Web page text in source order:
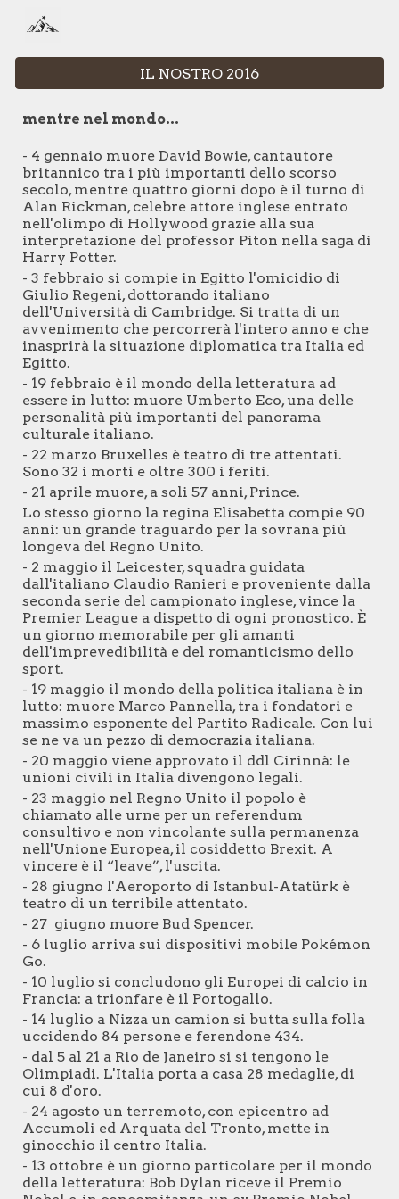
Skip to main content
IL NOSTRO 2016
mentre nel mondo...
- 4 gennaio muore David Bowie, cantautore
britannico tra i più importanti dello scorso
secolo, mentre quattro giorni dopo è il turno di
Alan Rickman, celebre attore inglese entrato
nell'olimpo di Hollywood grazie alla sua
interpretazione del professor Piton nella saga di
Harry Potter.
- 3 febbraio si compie in Egitto l'omicidio di
Giulio Regeni, dottorando italiano
dell'Università di Cambridge. Si tratta di un
avvenimento che percorrerà l'intero anno e che
inasprirà la situazione diplomatica tra Italia ed
Egitto.
- 19 febbraio è il mondo della letteratura ad
essere in lutto: muore Umberto Eco, una delle
personalità più importanti del panorama
culturale italiano.
- 22 marzo Bruxelles è teatro di tre attentati.
Sono 32 i morti e oltre 300 i feriti.
- 21 aprile muore, a soli 57 anni, Prince.
Lo stesso giorno la regina Elisabetta compie 90
anni: un grande traguardo per la sovrana più
longeva del Regno Unito.
- 2 maggio il Leicester, squadra guidata
dall'italiano Claudio Ranieri e proveniente dalla
seconda serie del campionato inglese, vince la
Premier League a dispetto di ogni pronostico. È
un giorno memorabile per gli amanti
dell'imprevedibilità e del romanticismo dello
sport.
- 19 maggio il mondo della politica italiana è in
lutto: muore Marco Pannella, tra i fondatori e
massimo esponente del Partito Radicale. Con lui
se ne va un pezzo di democrazia italiana.
- 20 maggio viene approvato il ddl Cirinnà: le
unioni civili in Italia divengono legali.
- 23 maggio nel Regno Unito il popolo è
chiamato alle urne per un referendum
consultivo e non vincolante sulla permanenza
nell'Unione Europea, il cosiddetto Brexit. A
vincere è il “leave”, l'uscita.
- 28 giugno l'Aeroporto di Istanbul-Atatürk è
teatro di un terribile attentato.
- 27 giugno muore Bud Spencer.
- 6 luglio arriva sui dispositivi mobile Pokémon
Go.
- 10 luglio si concludono gli Europei di calcio in
Francia: a trionfare è il Portogallo.
- 14 luglio a Nizza un camion si butta sulla folla
uccidendo 84 persone e ferendone 434.
- dal 5 al 21 a Rio de Janeiro si si tengono le
Olimpiadi. L'Italia porta a casa 28 medaglie, di
cui 8 d'oro.
- 24 agosto un terremoto, con epicentro ad
Accumoli ed Arquata del Tronto, mette in
ginocchio il centro Italia.
- 13 ottobre è un giorno particolare per il mondo
della letteratura: Bob Dylan riceve il Premio